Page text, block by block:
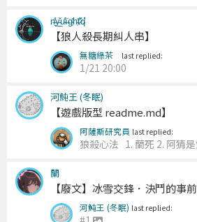
n̶͉̽y̵̲̌u̴̾̍ì̶̇g̴̜̎h̵̜̍t̷̎͂q̷͋̽
【狼人殺長期糾人串】
無糖綠茶⠀ last replied:
1/21 20:00
河魨王 (冬眠)
【遊戲版型 readme.md】
阿薩斯研究員 last replied:
狼殺心法 1. 蘭死 2. 阿猜是焊跳預言家 3. 沒查殺就
蘭
【廢文】冰雪交鋒．決鬥的事
河魨王 (冬眠) last replied: